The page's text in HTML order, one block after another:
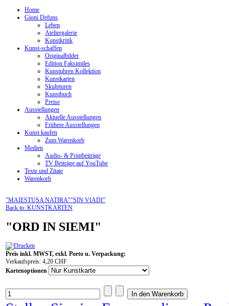
Home
Gioni Defuns
Leben
Ateliergalerie
Kunstkritik
Kunst-schaffen
Originalbilder
Edition Faksimiles
Kunstuhren Kollektion
Kunstkarten
Skulpturen
Kunstbuch
Preise
Ausstellungen
Aktuelle Ausstellungen
Frühere Ausstellungen
Kunst kaufen
Zum Warenkorb
Medien
Audio- & Printbeiträge
TV Beiträge auf YouTube
Texte und Zitate
Warenkorb
"MAIESTUSA NATIRA""SIN VIADI"
Back to: KUNSTKARTEN
"ORD IN SIEMI"
Preis inkl. MWST, exkl. Porto u. Verpackung:
Verkaufspreis: 4,20 CHF
Kartenoptionen